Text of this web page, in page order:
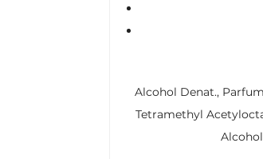
Alcohol Denat.,
Tetramethyl